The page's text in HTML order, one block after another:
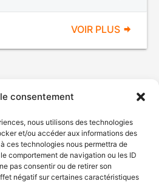
consentement
nous utilisons des technologies
et/ou accéder aux informations des
ces technologies nous permettra de
comportement de navigation ou les ID
pas consentir ou de retirer son
négatif sur certaines caractéristiques
VOIR PLUS